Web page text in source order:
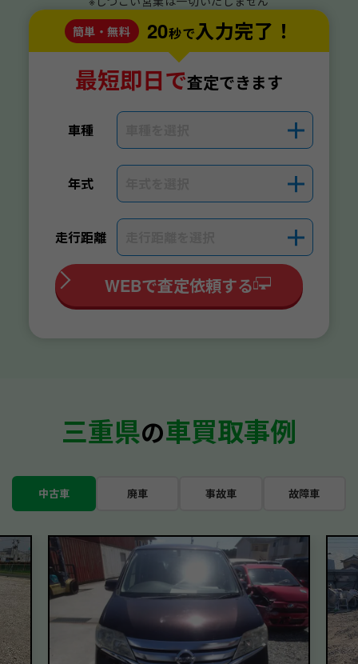
簡単・無料
20秒で入力完了！
最短即日で査定できます
車種 ＋
年式 ＋
走行距離 ＋
WEBで査定依頼する
三重県の車買取事例
中古車 廃車 事故車 故障車